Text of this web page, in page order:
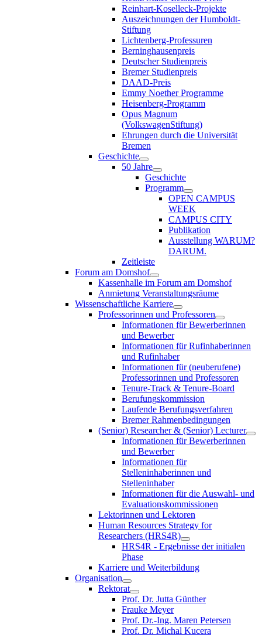
Reinhart-Koselleck-Projekte
Auszeichnungen der Humboldt-
Stiftung
Lichtenberg-Professuren
Berninghausenpreis
Deutscher Studienpreis
Bremer Studienpreis
DAAD-Preis
Emmy Noether Programme
Heisenberg-Programm
Opus Magnum
(VolkswagenStiftung)
Ehrungen durch die Universität
Bremen
Geschichte
50 Jahre
Geschichte
Programm
OPEN CAMPUS
WEEK
CAMPUS CITY
Publikation
Ausstellung WARUM?
DARUM.
Zeitleiste
Forum am Domshof
Kassenhalle im Forum am Domshof
Anmietung Veranstaltungsräume
Wissenschaftliche Karriere
Professorinnen und Professoren
Informationen für Bewerberinnen
und Bewerber
Informationen für Rufinhaberinnen
und Rufinhaber
Informationen für (neuberufene)
Professorinnen und Professoren
Tenure-Track & Tenure-Board
Berufungskommission
Laufende Berufungsverfahren
Bremer Rahmenbedingungen
(Senior) Researcher & (Senior) Lecturer
Informationen für Bewerberinnen
und Bewerber
Informationen für
Stelleninhaberinnen und
Stelleninhaber
Informationen für die Auswahl- und
Evaluationskommissionen
Lektorinnen und Lektoren
Human Resources Strategy for
Researchers (HRS4R)
HRS4R - Ergebnisse der initialen
Phase
Karriere und Weiterbildung
Organisation
Rektorat
Prof. Dr. Jutta Günther
Frauke Meyer
Prof. Dr.-Ing. Maren Petersen
Prof. Dr. Michal Kucera